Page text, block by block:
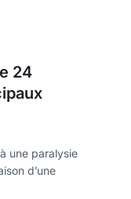
24
une paralysie
d’une